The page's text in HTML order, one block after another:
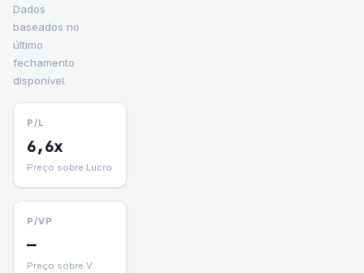
Dados
baseados no
último
fechamento
disponível.
P/L
6,6x
Preço sobre Lucro
P/VP
—
Preço sobre V.